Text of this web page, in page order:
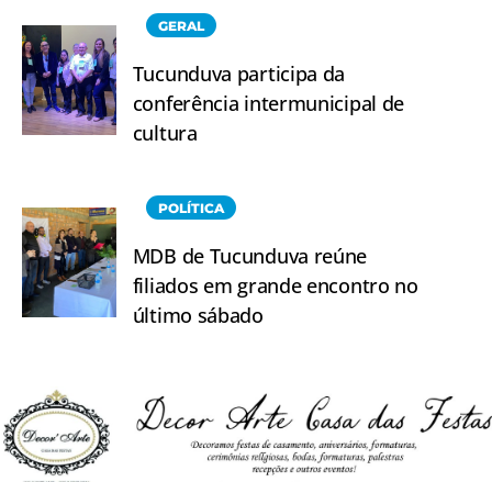
GERAL
Tucunduva participa da
conferência intermunicipal de
cultura
POLÍTICA
MDB de Tucunduva reúne
filiados em grande encontro no
último sábado